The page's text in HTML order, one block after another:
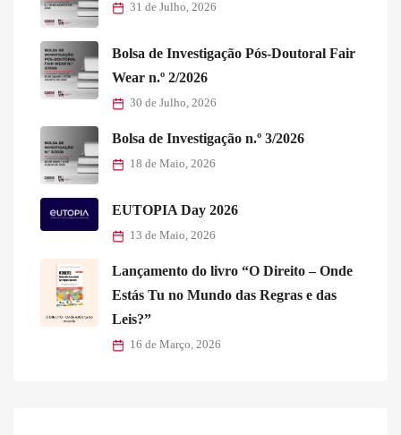
31 de Julho, 2026
Bolsa de Investigação Pós-Doutoral Fair
Wear n.º 2/2026
30 de Julho, 2026
Bolsa de Investigação n.º 3/2026
18 de Maio, 2026
EUTOPIA Day 2026
13 de Maio, 2026
Lançamento do livro “O Direito – Onde
Estás Tu no Mundo das Regras e das
Leis?”
16 de Março, 2026